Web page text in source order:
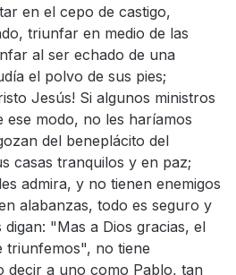
en el cepo de castigo,
triunfar en medio de las
al ser echado de una
el polvo de sus pies;
Jesús! Si algunos ministros
ese modo, no les haríamos
del beneplácito del
casas tranquilos y en paz;
admira, y no tienen enemigos
alabanzas, todo es seguro y
"Mas a Dios gracias, el
triunfemos", no tiene
decir a uno como Pablo, tan